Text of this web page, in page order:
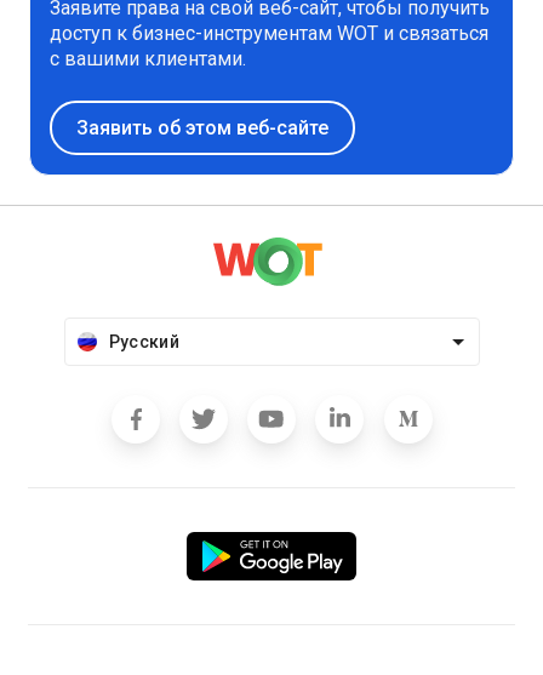
Заявите права на свой веб-сайт, чтобы получить
доступ к бизнес-инструментам WOT и связаться
с вашими клиентами.
Заявить об этом веб-сайте
Русский